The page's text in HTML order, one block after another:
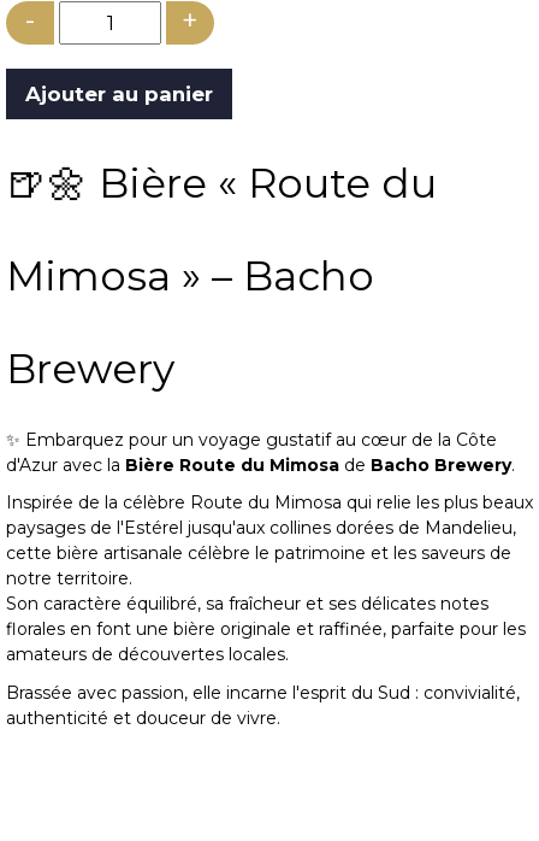
- +
🍺🌼 Bière « Route du
Mimosa » – Bacho
Brewery
✨ Embarquez pour un voyage gustatif au cœur de la Côte
d'Azur avec la Bière Route du Mimosa de Bacho Brewery.
Inspirée de la célèbre Route du Mimosa qui relie les plus beaux
paysages de l'Estérel jusqu'aux collines dorées de Mandelieu,
cette bière artisanale célèbre le patrimoine et les saveurs de
notre territoire.
Son caractère équilibré, sa fraîcheur et ses délicates notes
florales en font une bière originale et raffinée, parfaite pour les
amateurs de découvertes locales.
Brassée avec passion, elle incarne l'esprit du Sud : convivialité,
authenticité et douceur de vivre.